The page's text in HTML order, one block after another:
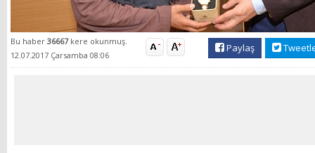
Bu haber 36667 kere okunmuş.
12.07.2017 Çarsamba 08:06
Paylaş